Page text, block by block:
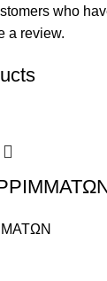
who
a review.